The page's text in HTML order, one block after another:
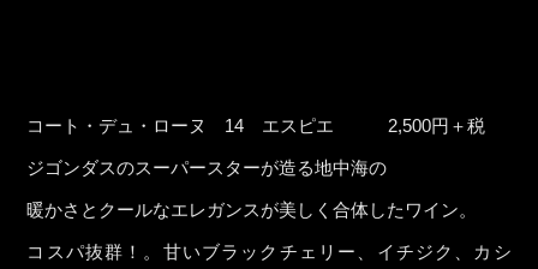
コート・デュ・ローヌ 14 エスピエ 2,500円＋税
ジゴンダスのスーパースターが造る地中海の
暖かさとクールなエレガンスが美しく合体したワイン。
コスパ抜群！。甘いブラックチェリー、イチジク、カシ